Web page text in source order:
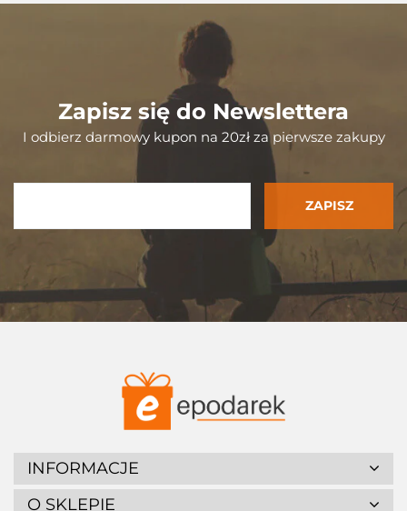
Zapisz się do Newslettera
I odbierz darmowy kupon na 20zł za pierwsze zakupy
INFORMACJE
O SKLEPIE